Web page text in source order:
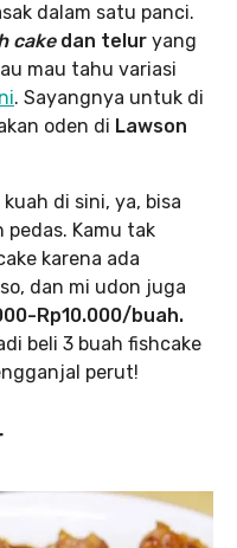
dalam satu panci.
cakedan telur yang
mau tahu variasi
. Sayangnya untuk di
oden di Lawson
di sini, ya, bisa
pedas. Kamu tak
karena ada
dan mi udon juga
Rp10.000/buah.
beli 3 buah fishcake
perut!